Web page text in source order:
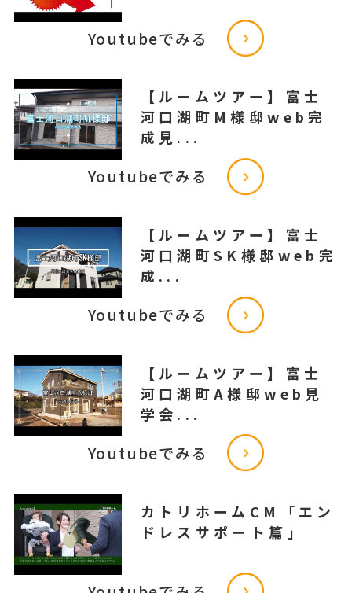
Youtubeでみる
【ルームツアー】富士
河口湖町M様邸web完
成見...
Youtubeでみる
【ルームツアー】富士
河口湖町SK様邸web完
成...
Youtubeでみる
【ルームツアー】富士
河口湖町A様邸web見
学会...
Youtubeでみる
カトリホームCM「エン
ドレスサポート篇」